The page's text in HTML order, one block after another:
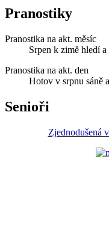
Pranostiky
Pranostika na akt. měsíc
Srpen k zimě hledí
Pranostika na akt. den
Hotov v srpnu sáně
Senioři
Zjednodušená